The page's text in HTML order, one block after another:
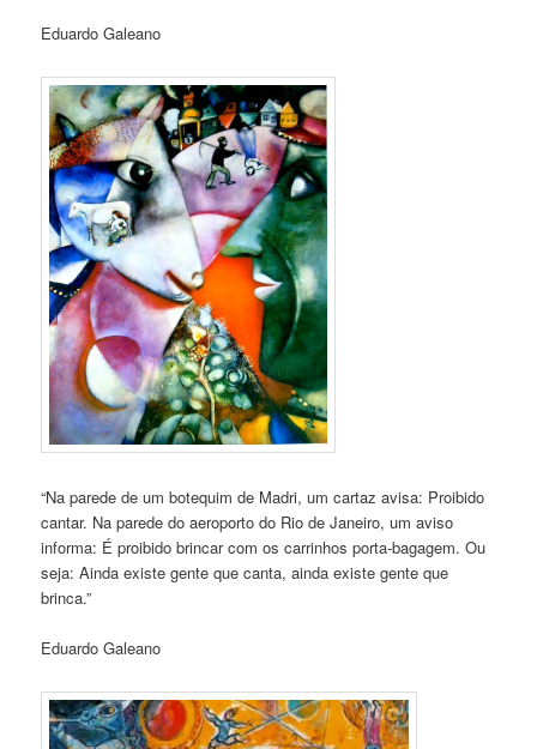
Eduardo Galeano
“Na parede de um botequim de Madri, um cartaz avisa: Proibido
cantar. Na parede do aeroporto do Rio de Janeiro, um aviso
informa: É proibido brincar com os carrinhos porta-bagagem. Ou
seja: Ainda existe gente que canta, ainda existe gente que
brinca.”
Eduardo Galeano